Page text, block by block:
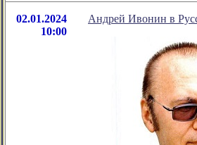
02.01.2024
10:00
Андрей Ивонин в